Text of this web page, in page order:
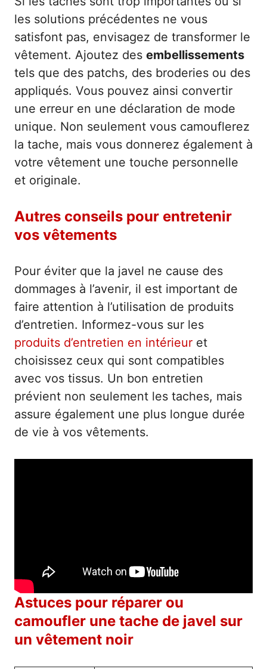
les solutions précédentes ne vous
satisfont pas, envisagez de transformer le
vêtement. Ajoutez des embellissements
tels que des patchs, des broderies ou des
appliqués. Vous pouvez ainsi convertir
une erreur en une déclaration de mode
unique. Non seulement vous camouflerez
la tache, mais vous donnerez également à
votre vêtement une touche personnelle
et originale.
Autres conseils pour entretenir
vos vêtements
Pour éviter que la javel ne cause des
dommages à l’avenir, il est important de
faire attention à l’utilisation de produits
d’entretien. Informez-vous sur les
produits d’entretien en intérieur et
choisissez ceux qui sont compatibles
avec vos tissus. Un bon entretien
prévient non seulement les taches, mais
assure également une plus longue durée
de vie à vos vêtements.
Astuces pour réparer ou
camoufler une tache de javel sur
un vêtement noir